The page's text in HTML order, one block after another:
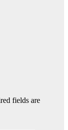
fields are